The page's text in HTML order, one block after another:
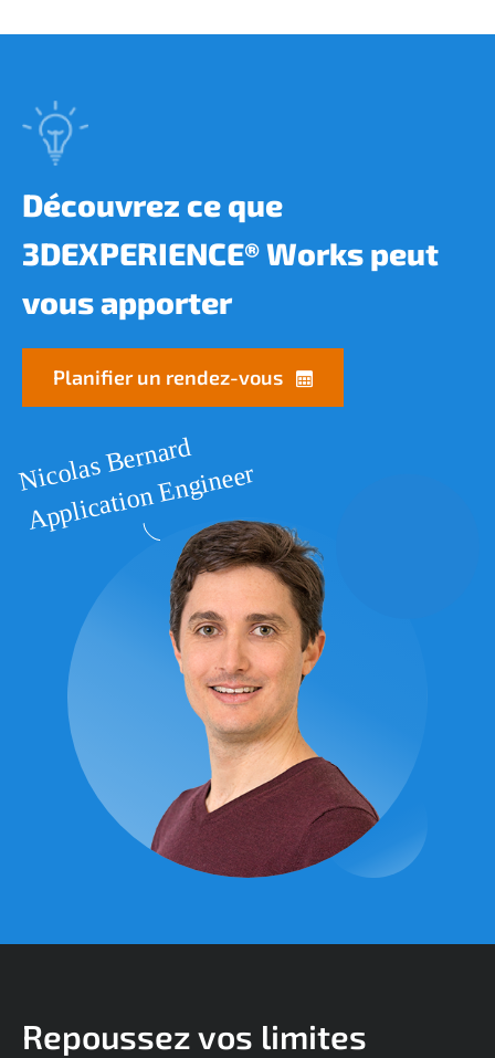
Découvrez ce que
3DEXPERIENCE® Works peut
vous apporter
Planifier un rendez-vous
Nicolas Bernard
Application Engineer
Repoussez vos limites